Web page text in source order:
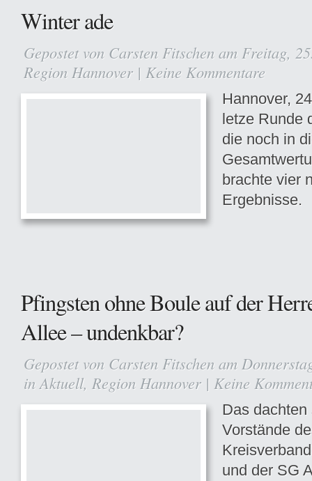
Winter ade
Gepostet von Carsten Fitschen am Freitag,
Region Hannover | Keine Kommentare
Hannover,
letze Runde
die noch in
brachte vier
Ergebnisse.
Pfingsten ohne Boule auf der
Allee – undenkbar?
Gepostet von Carsten Fitschen am
inAktuell, Region Hannover | Keine
Das
Vorstände
und der SG